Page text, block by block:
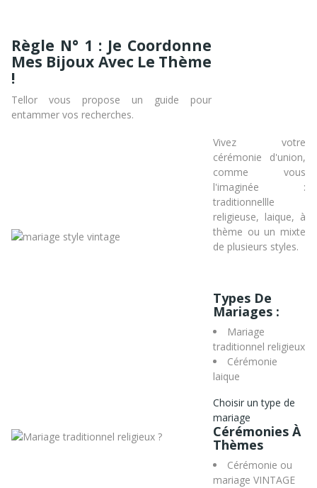
Règle N° 1 : Je Coordonne
Mes Bijoux Avec Le Thème
!
Tellor vous propose un guide pour
entammer vos recherches.
Vivez votre
cérémonie d'union,
comme vous
l'imaginée :
traditionnellle
religieuse, laique, à
thème ou un mixte
de plusieurs styles.
Types De
Mariages :
Mariage
traditionnel religieux
Cérémonie
laique
Choisir un type de
mariage
Cérémonies À
Thèmes
Cérémonie ou
mariage VINTAGE